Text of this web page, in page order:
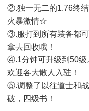
②.独一无二的1.76终
火暴激情☆
③.服打到所有装备都
拿去回收哦！
④.1分钟可升级到50级
欢迎各大散人入驻！
⑤.调整了以往道士和
破，四级书！